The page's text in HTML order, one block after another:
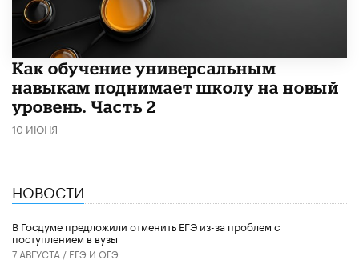
​Как обучение универсальным
навыкам поднимает школу на новый
уровень. Часть 2
10 ИЮНЯ
НОВОСТИ
В Госдуме предложили отменить ЕГЭ из-за проблем с
поступлением в вузы
7 АВГУСТА / ЕГЭ И ОГЭ